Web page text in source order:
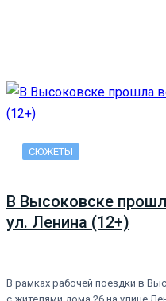
СЮЖЕТЫ
В Высоковске
ул. Ленина (12+)
В рамках рабочей поездки в